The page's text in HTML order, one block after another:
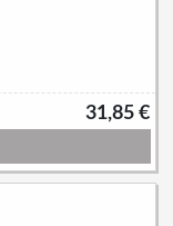
31,85 €